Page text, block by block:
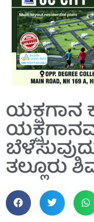
ಯಕ್ಷಗಾನ
ತಲ್ಲೂರು